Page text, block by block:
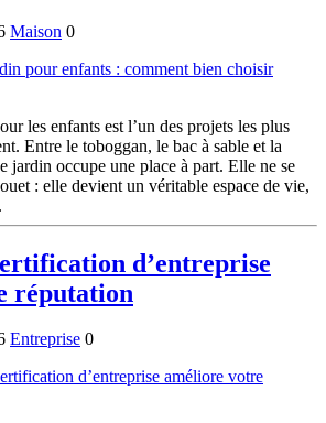
Maison 0
les enfants est l’un des projets les plus
Entre le toboggan, le bac à sable et la
jardin occupe une place à part. Elle ne se
: elle devient un véritable espace de vie,
d’entreprise
réputation
Entreprise 0